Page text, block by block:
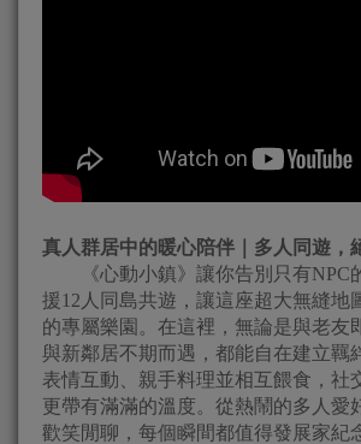
真人群居中的暖心陪伴｜多人同遊，
《心動小鎮》讓你告別只有NPC
援12人同島共遊，讓這座超大無縫地
的專屬樂園。在這裡，無論是與老友
與新鄰居不期而遇，都能自在建立羈
表情互動、親手料理並相互餵食，社
更帶有滿滿的溫度。從熱鬧的多人愛
歡笑閒聊，每個瞬間都值得發展家紀